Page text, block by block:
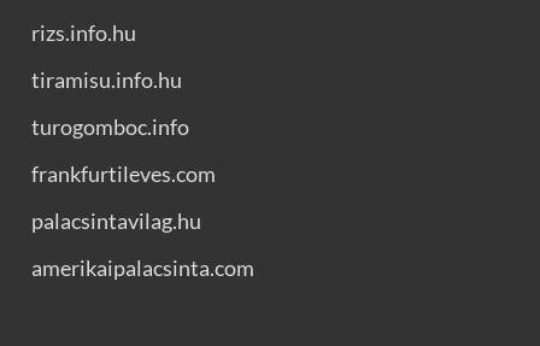
rizs.info.hu
tiramisu.info.hu
turogomboc.info
frankfurtileves.com
palacsintavilag.hu
amerikaipalacsinta.com